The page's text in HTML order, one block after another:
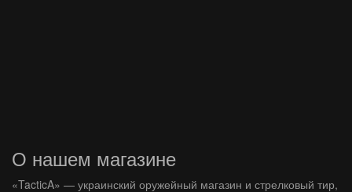
О нашем магазине
«TacticA» — украинский оружейный магазин и стрелковый тир,